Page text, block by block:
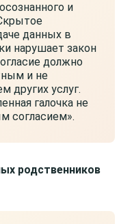
и
данных в
нарушает закон
должно
и не
других услуг.
галочка не
согласием».
родственников